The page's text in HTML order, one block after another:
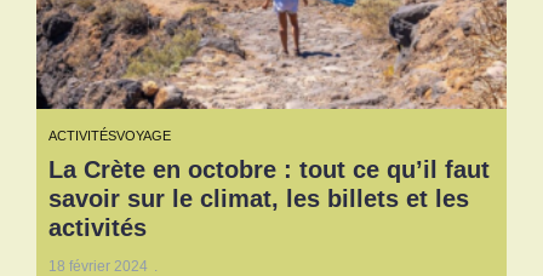
ACTIVITÉSVOYAGE
La Crète en octobre : tout ce qu’il faut
savoir sur le climat, les billets et les
activités
18 février 2024